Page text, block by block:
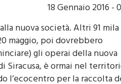
18 Gennaio 2016 -
nuova società. Altri 91 mila
maggio, poi dovrebbero
gli operai della nuova
è ormai nel